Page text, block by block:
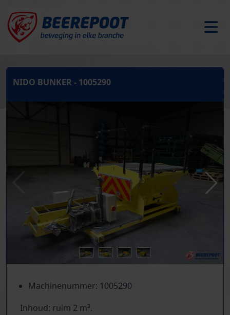
NIDO BUNKER - 1005290
Machinenummer: 1005290
Inhoud: ruim 2 m³.